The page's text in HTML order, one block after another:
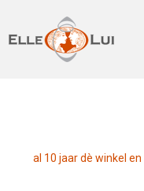
al 10 jaar dè winkel